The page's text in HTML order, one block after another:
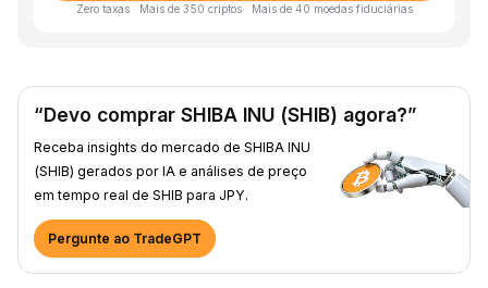
Zero taxas · Mais de 350 criptos · Mais de 40 moedas fiduciárias
“Devo comprar SHIBA INU (SHIB) agora?”
Receba insights do mercado de SHIBA INU
(SHIB) gerados por IA e análises de preço
em tempo real de SHIB para JPY.
Pergunte ao TradeGPT